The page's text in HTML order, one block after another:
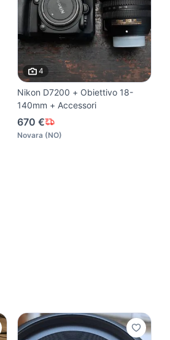
4
Nikon D7200 + Obiettivo 18-
140mm + Accessori
670 €
Novara (NO)